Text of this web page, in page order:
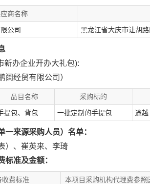
商名称
公司 黑龙江省大庆市让胡
新办企业开办大礼包):
阔经贸有限公司）
品目名称 采购标的
提包、背包 一批定制的手提包 途越
一来源采购人员）名单：
） 、 崔英来、 李琦
标准及金额：
费标准 本项目采购机构代理费参